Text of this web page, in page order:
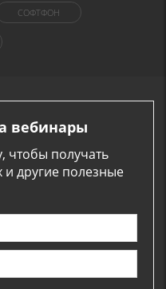
СОФТФОН
вебинары
чтобы получать
другие полезные